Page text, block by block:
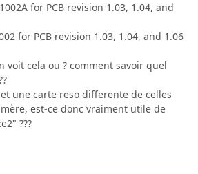
for PCB revision 1.03, 1.04, and
for PCB revision 1.03, 1.04, and 1.06
voit cela ou ? comment savoir quel
une carte reso differente de celles
est-ce donc vraiment utile de
???